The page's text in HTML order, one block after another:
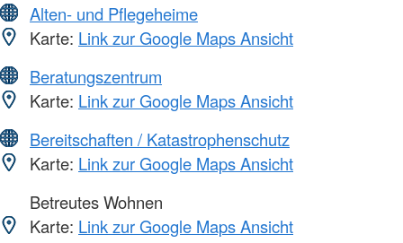
Alten- und Pflegeheime
Karte: Link zur Google Maps Ansicht
Beratungszentrum
Karte: Link zur Google Maps Ansicht
Bereitschaften / Katastrophenschutz
Karte: Link zur Google Maps Ansicht
Betreutes Wohnen
Karte: Link zur Google Maps Ansicht